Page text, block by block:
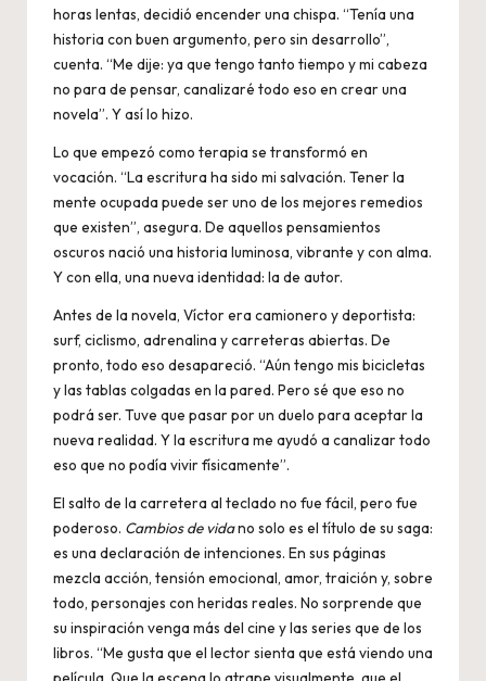
horas lentas, decidió encender una chispa. “Tenía una
historia con buen argumento, pero sin desarrollo”,
cuenta. “Me dije: ya que tengo tanto tiempo y mi cabeza
no para de pensar, canalizaré todo eso en crear una
novela”. Y así lo hizo.
Lo que empezó como terapia se transformó en
vocación. “La escritura ha sido mi salvación. Tener la
mente ocupada puede ser uno de los mejores remedios
que existen”, asegura. De aquellos pensamientos
oscuros nació una historia luminosa, vibrante y con alma.
Y con ella, una nueva identidad: la de autor.
Antes de la novela, Víctor era camionero y deportista:
surf, ciclismo, adrenalina y carreteras abiertas. De
pronto, todo eso desapareció. “Aún tengo mis bicicletas
y las tablas colgadas en la pared. Pero sé que eso no
podrá ser. Tuve que pasar por un duelo para aceptar la
nueva realidad. Y la escritura me ayudó a canalizar todo
eso que no podía vivir físicamente”.
El salto de la carretera al teclado no fue fácil, pero fue
poderoso. Cambios de vidano solo es el título de su saga:
es una declaración de intenciones. En sus páginas
mezcla acción, tensión emocional, amor, traición y, sobre
todo, personajes con heridas reales. No sorprende que
su inspiración venga más del cine y las series que de los
libros. “Me gusta que el lector sienta que está viendo una